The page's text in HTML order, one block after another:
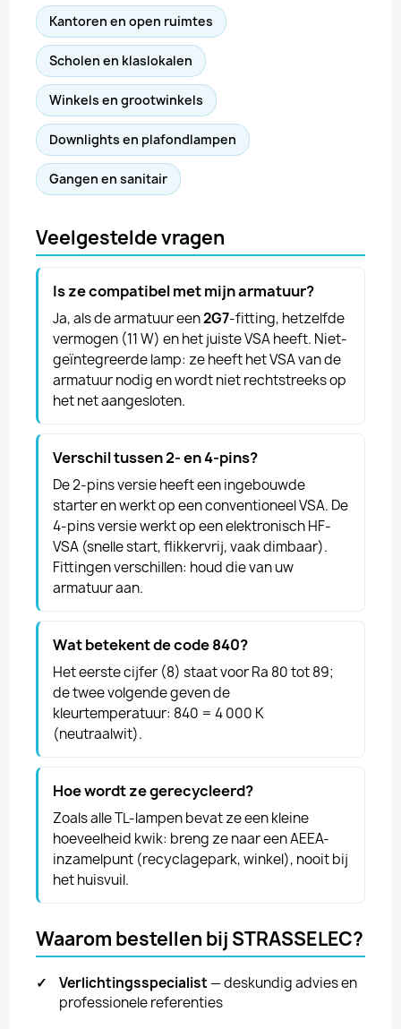
Kantoren en open ruimtes
Scholen en klaslokalen
Winkels en grootwinkels
Downlights en plafondlampen
Gangen en sanitair
Veelgestelde vragen
Is ze compatibel met mijn armatuur?
Ja, als de armatuur een2G7-fitting, hetzelfde
vermogen (11 W) en het juiste VSA heeft. Niet-
geïntegreerde lamp: ze heeft het VSA van de
armatuur nodig en wordt niet rechtstreeks op
het net aangesloten.
Verschil tussen 2- en 4-pins?
De 2-pins versie heeft een ingebouwde
starter en werkt op een conventioneel VSA. De
4-pins versie werkt op een elektronisch HF-
VSA (snelle start, flikkervrij, vaak dimbaar).
Fittingen verschillen: houd die van uw
armatuur aan.
Wat betekent de code 840?
Het eerste cijfer (8) staat voor Ra 80 tot 89;
de twee volgende geven de
kleurtemperatuur: 840 = 4 000 K
(neutraalwit).
Hoe wordt ze gerecycleerd?
Zoals alle TL-lampen bevat ze een kleine
hoeveelheid kwik: breng ze naar een AEEA-
inzamelpunt (recyclagepark, winkel), nooit bij
het huisvuil.
Waarom bestellen bij STRASSELEC?
✓ Verlichtingsspecialist — deskundig advies en
professionele referenties